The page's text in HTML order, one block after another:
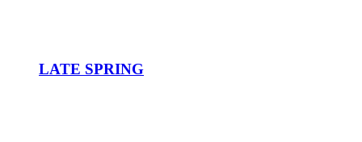
LATE SPRING